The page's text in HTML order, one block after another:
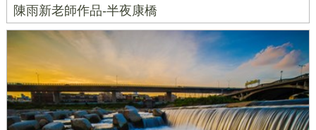
陳雨新老師作品-半夜康橋